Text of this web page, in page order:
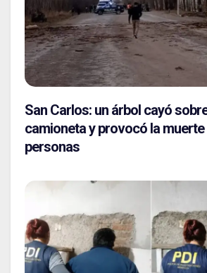
San Carlos: un árbol cayó
camioneta y provocó la
personas